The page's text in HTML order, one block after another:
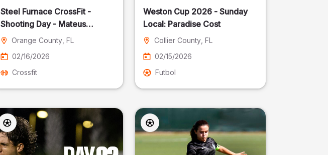
Steel Furnace CrossFit -
Shooting Day - Mateus
Pereira Fotografia
Orange County , FL
02/16/2026
Crossfit
Weston Cup 2026 - Sunday
Local: Paradise Cost
Collier County, FL
02/15/2026
Futbol